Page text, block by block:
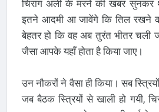
चिराग अली के मरने की खबर सुनकर
इतने आदमी आ जावेंगे कि तिल रखने
बेहतर हो कि वह अब तुरंत भीतर
जैसा आपके यहाँ होता है किया जाए।
उन नौकरों ने वैसा ही किया। सब
जब बैठक स्त्रियों से खाली हो गयी,